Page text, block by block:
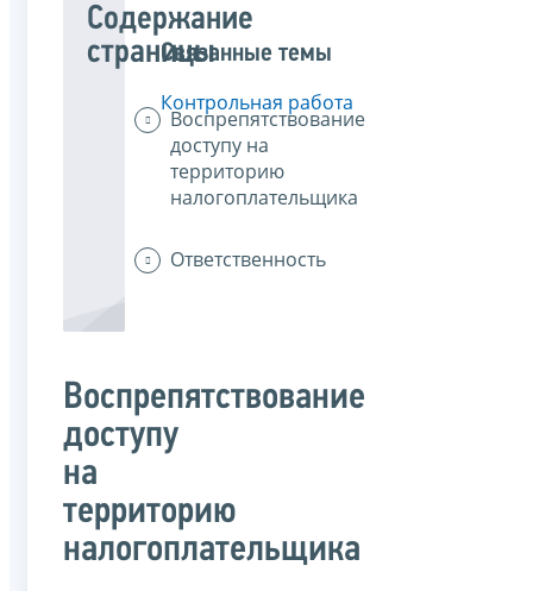
Содержание
страницы
Воспрепятствование
доступу на
территорию
налогоплательщика
Ответственность
Воспрепятствование
доступу
на
территорию
налогоплательщика
Связанные темы
Контрольная работа